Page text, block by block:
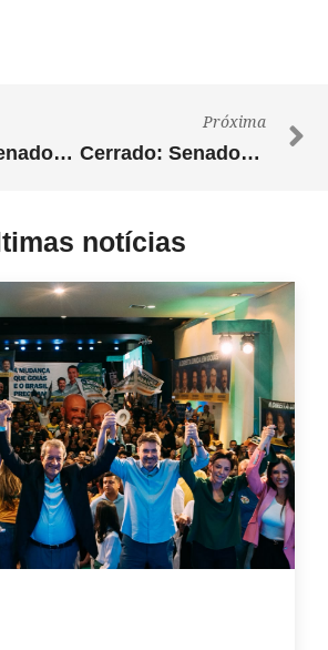
Cerrado: Senador Wilder solicita universidade para nordeste goiano
Próxima
Cerrado: Senador Wilder recebe Comenda Gomes de Souza Ramos
notícias